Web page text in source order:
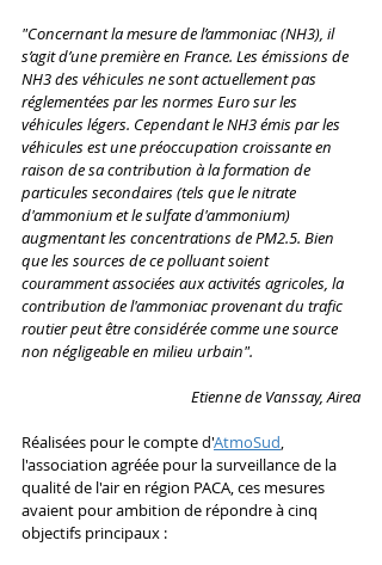
"Concernant la mesure de l’ammoniac (NH3), il
s’agit d’une première en France. Les émissions de
NH3 des véhicules ne sont actuellement pas
réglementées par les normes Euro sur les
véhicules légers. Cependant le NH3 émis par les
véhicules est une préoccupation croissante en
raison de sa contribution à la formation de
particules secondaires (tels que le nitrate
d'ammonium et le sulfate d'ammonium)
augmentant les concentrations de PM2.5. Bien
que les sources de ce polluant soient
couramment associées aux activités agricoles, la
contribution de l'ammoniac provenant du trafic
routier peut être considérée comme une source
non négligeable en milieu urbain".
Etienne de Vanssay, Airea
Réalisées pour le compte d'AtmoSud,
l'association agréée pour la surveillance de la
qualité de l'air en région PACA, ces mesures
avaient pour ambition de répondre à cinq
objectifs principaux :